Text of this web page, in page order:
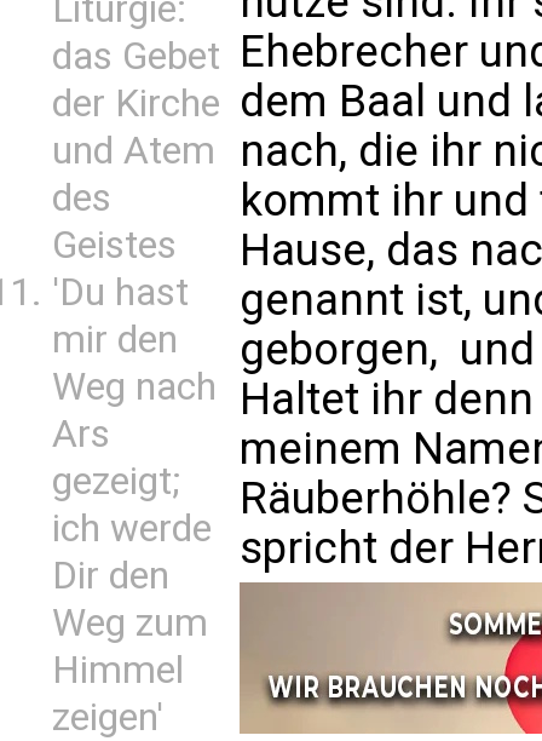
Liturgie:
das Gebet
der Kirche
und Atem
des
Geistes
'Du hast
mir den
Weg nach
Ars
gezeigt;
ich werde
Dir den
Weg zum
Himmel
zeigen'
Ehebrecher
dem Baal und
nach, die ihr
kommt ihr
Hause, das
genannt ist,
geborgen, 
Haltet ihr
meinem
Räuberhöhle?
spricht der